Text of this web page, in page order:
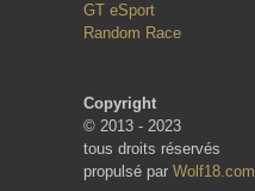
GT eSport
Random Race
Copyright
© 2013 - 2023
tous droits réservés
propulsé par Wolf18.com